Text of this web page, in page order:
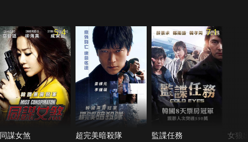
5.4
同謀女煞 超完美暗殺隊
7.1
監諜任務 女狼